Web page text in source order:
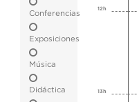
Conferencias
Exposiciones
Música
Didáctica
12h
13h